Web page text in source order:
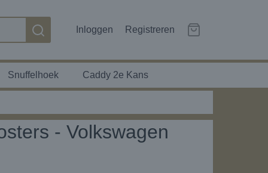
Inloggen Registreren
Snuffelhoek Caddy 2e Kans
- Volkswagen